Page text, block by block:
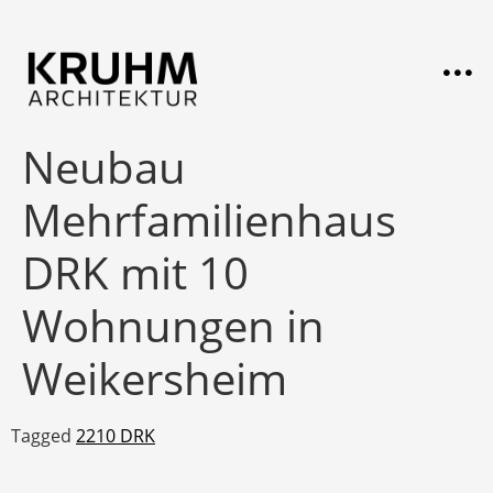
Neubau
Mehrfamilienhaus
DRK mit 10
Wohnungen in
Weikersheim
Tagged 2210 DRK